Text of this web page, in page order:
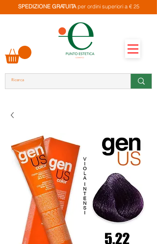
SPEDIZIONE GRATUITAper ordini superiori a € 25